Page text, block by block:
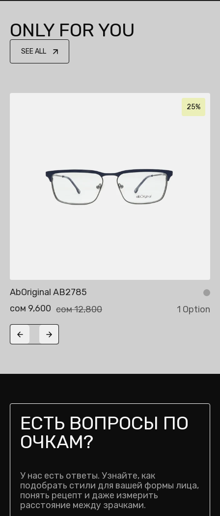
ONLY FOR YOU
SEE ALL
25%
AbOriginal AB2785
сом 9,600 сом 12,800 1 Option
Previous slide
Next slide
ЕСТЬ ВОПРОСЫ ПО
ОЧКАМ?
У нас есть ответы. Узнайте, как
подобрать стили для вашей формы лица,
понять рецепт и даже измерить
расстояние между зрачками.